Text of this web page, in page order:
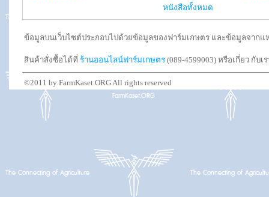
หนังสือทั้งหมด
ข้อมูลบนเว็บไซต์ประกอบไปด้วยข้อมูลของฟาร์มเกษตร และข้อมูลจาก
สินค้าสั่งซื้อได้ที่ ร้านออนไลน์ฟาร์มเกษตร (089-4599003) หรือเกี่ยว กับเ
©2011 by FarmKaset.ORG All rights reserved